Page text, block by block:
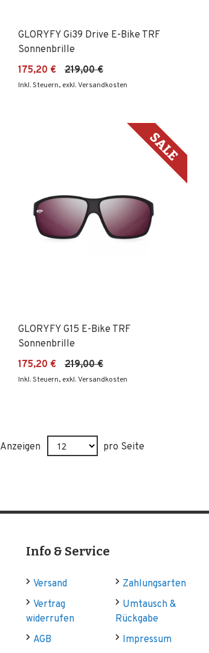
GLORYFY Gi39 Drive E-Bike TRF
Sonnenbrille
175,20 €
219,00 €
Inkl. Steuern, exkl. Versandkosten
GLORYFY G15 E-Bike TRF
Sonnenbrille
175,20 €
219,00 €
Inkl. Steuern, exkl. Versandkosten
Anzeigen pro Seite
Info & Service
Versand
Zahlungsarten
Vertrag
widerrufen
Umtausch &
Rückgabe
AGB
Impressum